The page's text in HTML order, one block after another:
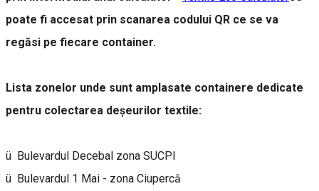
poate fi accesat prin scanarea codului QR ce se va
regăsi pe fiecare container.
Lista zonelor unde sunt amplasate containere dedicate
pentru colectarea deșeurilor textile:
ü Bulevardul Decebal zona SUCPI
ü Bulevardul 1 Mai - zona Ciupercă